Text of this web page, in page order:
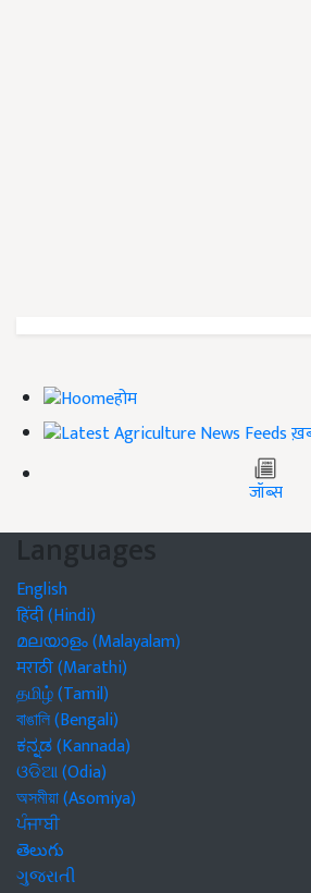
होम
जॉब्स
Languages
English
हिंदी (Hindi)
മലയാളം (Malayalam)
मराठी (Marathi)
தமிழ் (Tamil)
বাঙালি (Bengali)
ಕನ್ನಡ (Kannada)
ଓଡିଆ (Odia)
অসমীয়া (Asomiya)
ਪੰਜਾਬੀ
తెలుగు
ગુજરાતી